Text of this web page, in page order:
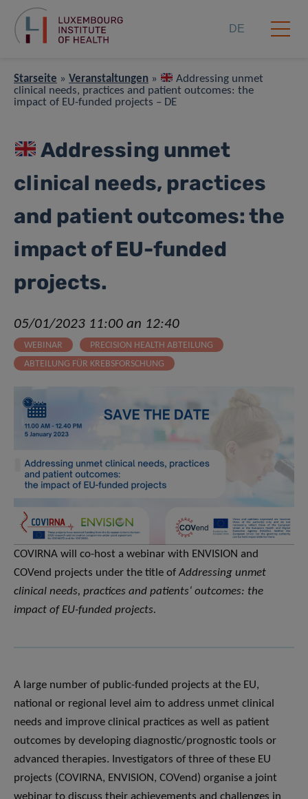
DE
Starseite » Veranstaltungen »
Addressing unmet
clinical needs, practices and patient outcomes: the
impact of EU-funded projects – DE
Addressing unmet
clinical needs, practices
and patient outcomes: the
impact of EU-funded
projects.
05/01/2023 11:00 an 12:40
WEBINAR
PRECISION HEALTH ABTEILUNG
ABTEILUNG FÜR KREBSFORSCHUNG
COVIRNA will co-host a webinar with ENVISION and
COVend projects under the title ofAddressing unmet
clinical needs, practices and patients‘ outcomes: the
impact of EU-funded projects.
A large number of public-funded projects at the EU,
national or regional level aim to address unmet clinical
needs and improve clinical practices as well as patient
outcomes by developing diagnostic/prognostic tools or
advanced therapies. Investigators of three of these EU
projects (COVIRNA, ENVISION, COVend) organise a joint
webinar to discuss their achievements and challenges in